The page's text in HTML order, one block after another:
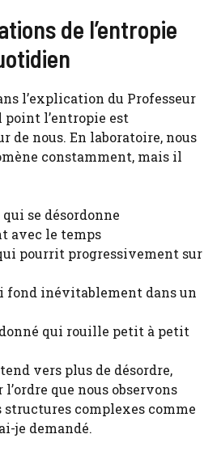
de l’entropie
l’explication du Professeur
point l’entropie est
de nous. En laboratoire, nous
constamment, mais il
se désordonne
avec le temps
pourrit progressivement sur
fond inévitablement dans un
qui rouille petit à petit
vers plus de désordre,
que nous observons
structures complexes comme
je demandé.